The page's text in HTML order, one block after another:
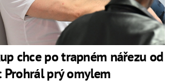
chce po trapném nářezu od
Prohrál prý omylem